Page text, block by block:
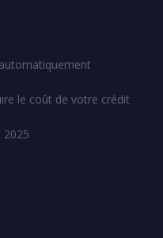
le coût de votre crédit
2025